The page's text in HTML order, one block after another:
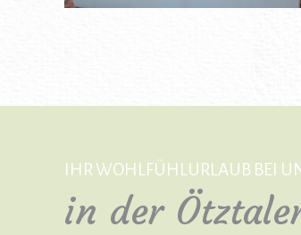
IHR WOHLFÜHLURLAUB BEI
in der